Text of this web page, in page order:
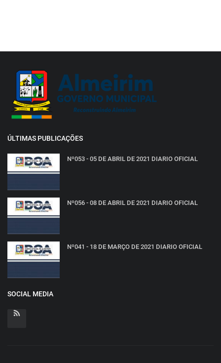
ÚLTIMAS PUBLICAÇÕES
Nº053 - 05 DE ABRIL DE 2021 DIARIO OFICIAL
Nº056 - 08 DE ABRIL DE 2021 DIARIO OFICIAL
Nº041 - 18 DE MARÇO DE 2021 DIARIO OFICIAL
SOCIAL MEDIA